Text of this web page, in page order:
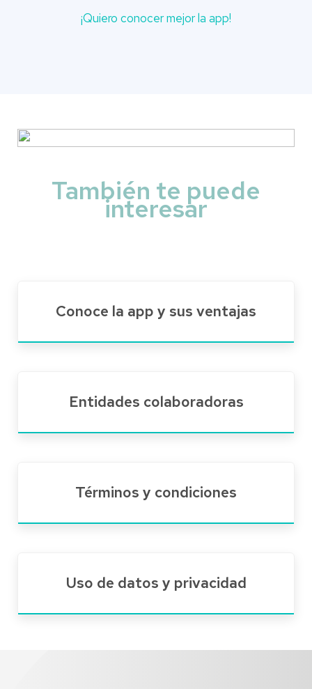
¡Quiero conocer mejor la app!
También te puede
interesar
Conoce la app y sus ventajas
Entidades colaboradoras
Términos y condiciones
Uso de datos y privacidad